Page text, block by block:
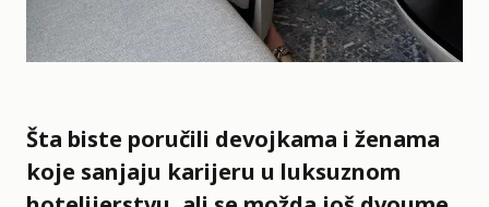
Šta biste poručili devojkama i ženama
koje sanjaju karijeru u luksuznom